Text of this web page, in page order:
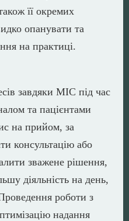
її окремих
опанувати та
на практиці.
завдяки МІС під час
та пацієнтами
на прийом, за
консультацію або
зважене рішення,
діяльність на день,
роботи з
надання